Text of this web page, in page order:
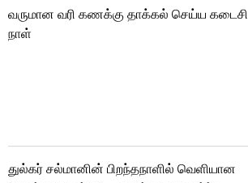
வருமான வரி கணக்கு தாக்கல் செய்ய கடைசி
நாள்
துல்கர் சல்மானின் பிறந்தநாளில் வெளியான